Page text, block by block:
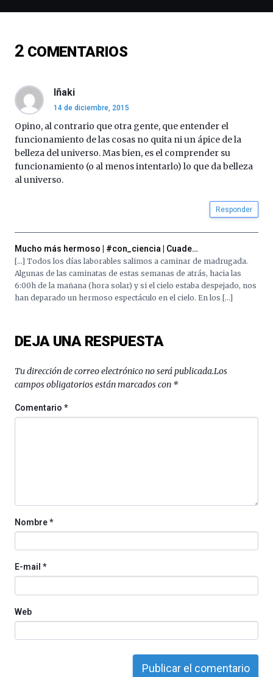
de
16
4
de
octubre.
La
organizada
por
la
2 COMENTARIOS
Iñaki
14 de diciembre, 2015
Opino, al contrario que otra gente, que entender el
funcionamiento de las cosas no quita ni un ápice de la
belleza del universo. Mas bien, es el comprender su
funcionamiento (o al menos intentarlo) lo que da belleza
al universo.
Responder
Mucho más hermoso | #con_ciencia | Cuade…
[…] Todos los días laborables salimos a caminar de madrugada.
Algunas de las caminatas de estas semanas de atrás, hacia las
6:00h de la mañana (hora solar) y si el cielo estaba despejado, nos
han deparado un hermoso espectáculo en el cielo. En los […]
DEJA UNA RESPUESTA
Tu dirección de correo electrónico no será publicada.Los
campos obligatorios están marcados con *
Comentario*
Nombre*
E-mail *
Web